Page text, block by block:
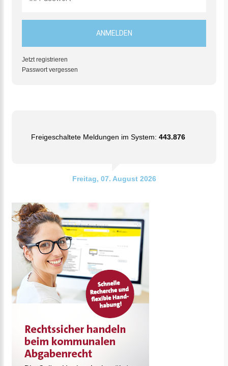
Jetzt registrieren
Passwort vergessen
Freigeschaltete Meldungen im System: 443.876
Freitag, 07. August 2026